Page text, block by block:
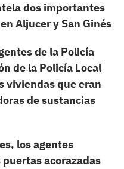
dos importantes
Aljucer y San Ginés
de la Policía
de la Policía Local
viviendas que eran
de sustancias
los agentes
acorazadas